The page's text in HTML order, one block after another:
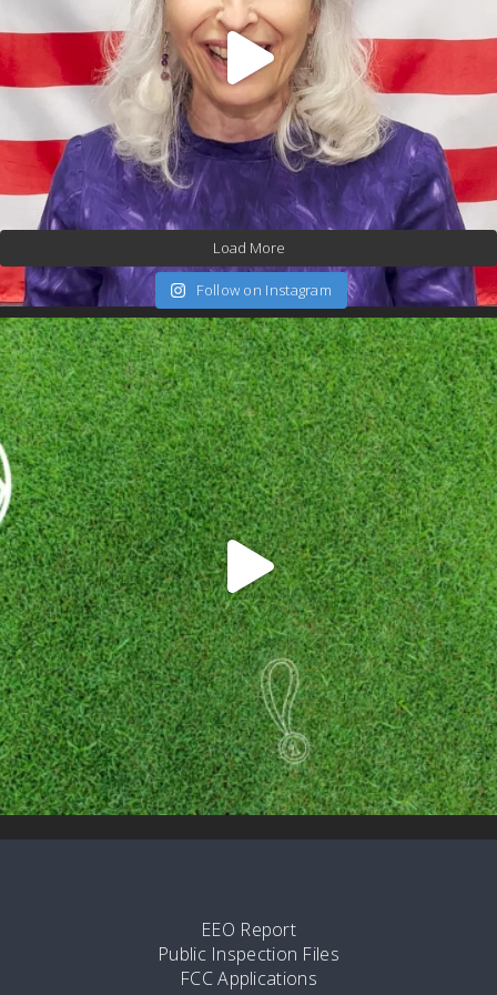
Load More
Follow on Instagram
EEO Report
Public Inspection Files
FCC Applications